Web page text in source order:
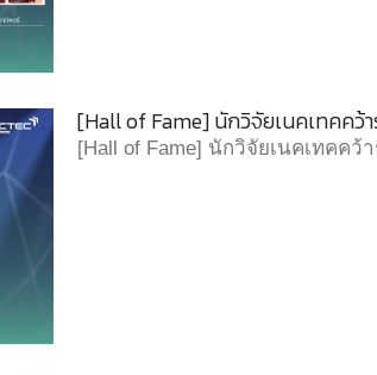
[Hall of Fame] นักวิจัยเนคเทคคว้า
[Hall of Fame] นักวิจัยเนคเทคคว้